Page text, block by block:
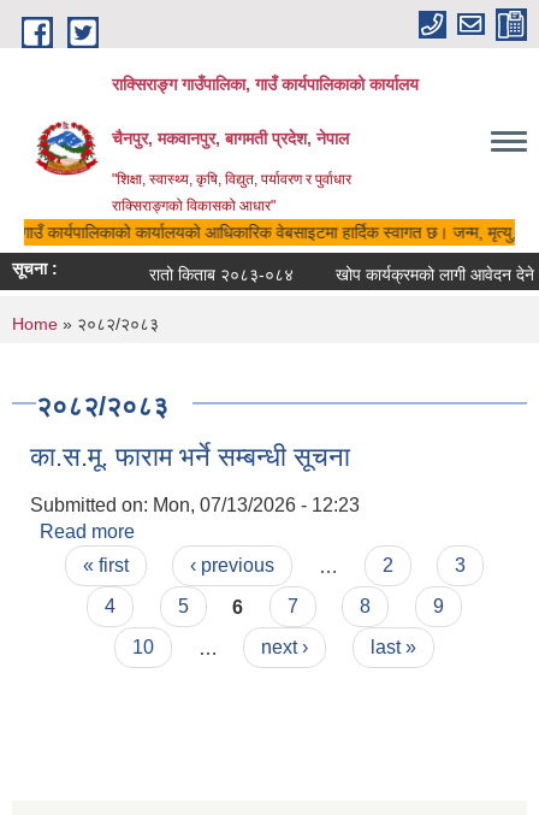
Skip to main content
राक्सिराङ्ग गाउँपालिका, गाउँ कार्यपालिकाको कार्यालय
चैनपुर, मकवानपुर, बागमती प्रदेश, नेपाल
"शिक्षा, स्वास्थ्य, कृषि, विद्युत, पर्यावरण र पुर्वाधार
राक्सिराङ्गको विकासको आधार"
गाउँ कार्यपालिकाको कार्यालयको आधिकारिक वेबसाइटमा हार्दिक स्वागत छ। जन्म,
सूचना :
रातो किताब २०८३-०८४ खोप कार्यक्रमको लागी आवेदन देने
You are here
Home » २०८२/२०८३
२०८२/२०८३
का.स.मू. फाराम भर्ने सम्बन्धी सूचना
Submitted on: Mon, 07/13/2026 - 12:23
Read more
Pages
« first ‹ previous 2
3
4
5 6 7 8
9
10
next › last »